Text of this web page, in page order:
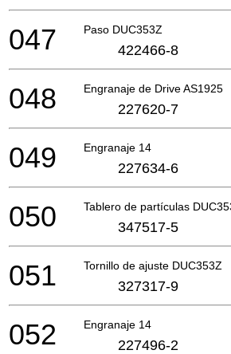
Paso DUC353Z
047 422466-8
Engranaje de Drive AS1925
048 227620-7
Engranaje 14
049 227634-6
Tablero de partículas
050 347517-5
Tornillo de ajuste DUC353Z
051 327317-9
Engranaje 14
052 227496-2